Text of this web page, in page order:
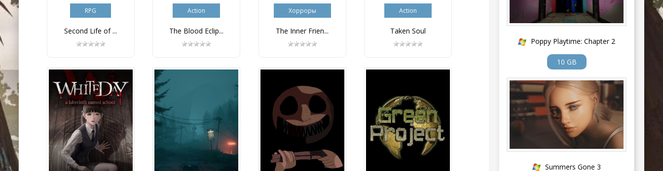
RPG
Second Life of ...
Action
The Blood Eclip...
Хорроры
The Inner Frien...
Action
Taken Soul
Poppy Playtime: Chapter 2
10 GB
Summers Gone 3